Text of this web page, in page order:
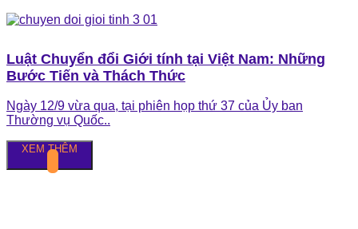
Luật Chuyển đổi Giới tính tại Việt Nam: Những
Bước Tiến và Thách Thức
Ngày 12/9 vừa qua, tại phiên họp thứ 37 của Ủy ban
Thường vụ Quốc..